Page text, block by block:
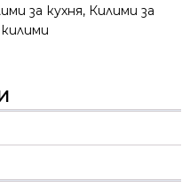
за кухня, Килими за